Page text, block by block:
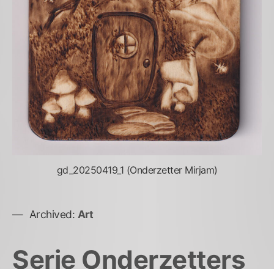
gd_20250419_1 (Onderzetter Mirjam)
Archived: Art
Serie Onderzetters